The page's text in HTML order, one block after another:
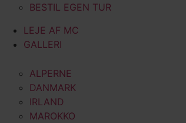
BESTIL EGEN TUR
LEJE AF MC
GALLERI
ALPERNE
DANMARK
IRLAND
MAROKKO